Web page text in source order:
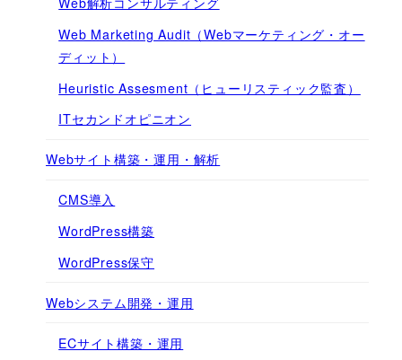
Web Marketing Audit（Webマーケティング・オー
ディット）
Heuristic Assesment（ヒューリスティック監査）
ITセカンドオピニオン
Webサイト構築・運用・解析
CMS導入
WordPress構築
WordPress保守
Webシステム開発・運用
ECサイト構築・運用